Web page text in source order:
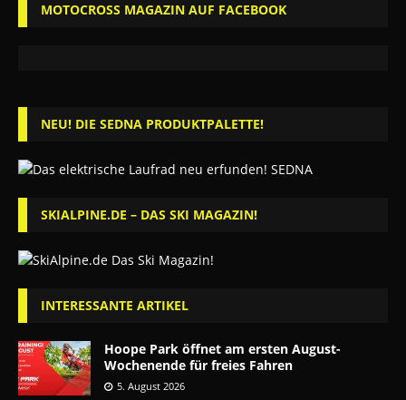
MOTOCROSS MAGAZIN AUF FACEBOOK
NEU! DIE SEDNA PRODUKTPALETTE!
SKIALPINE.DE – DAS SKI MAGAZIN!
INTERESSANTE ARTIKEL
Hoope Park öffnet am ersten August-
Wochenende für freies Fahren
5. August 2026